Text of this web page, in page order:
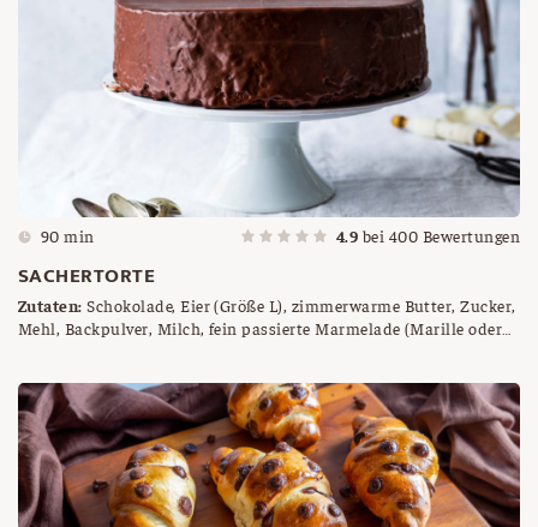
90 min 4.9 bei 400 Bewertungen
SACHERTORTE
Zutaten: Schokolade, Eier (Größe L), zimmerwarme Butter, Zucker,
Mehl, Backpulver, Milch, fein passierte Marmelade (Marille oder